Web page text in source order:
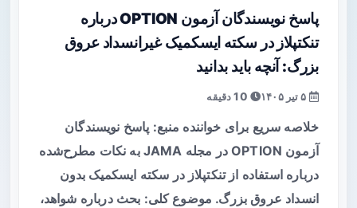
پاسخ نویسندگان آزمون OPTION درباره
تنکتپلاز در سکته ایسکمیک غیرانسداد عروق
بزرگ: آنچه باید بدانید
خلاصه سریع برای خواننده منبع: پاسخ نویسندگان
آزمون OPTION در مجله JAMA به نکات مطرح‌شده
درباره استفاده از تنکتپلاز در سکته ایسکمیک بدون
انسداد عروق بزرگ. موضوع کلی: بحث درباره شواهد،